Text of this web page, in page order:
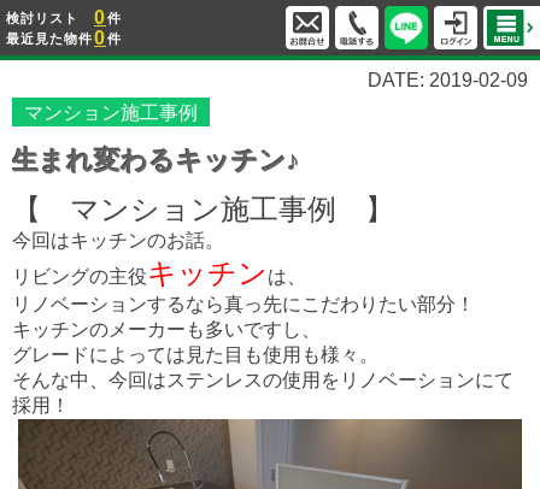
検討リスト 0件
最近見た物件0件
DATE: 2019-02-09
マンション施工事例
生まれ変わるキッチン♪
【 マンション施工事例 】
今回はキッチンのお話。
リビングの主役キッチン は、
リノベーションするなら真っ先にこだわりたい部分！
キッチンのメーカーも多いですし、
グレードによっては見た目も使用も様々。
そんな中、今回はステンレスの使用をリノベーションにて
採用！